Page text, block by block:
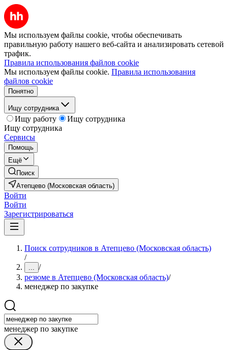
Мы используем файлы cookie, чтобы обеспечивать
правильную работу нашего веб-сайта и анализировать сетевой
трафик.
Правила использования файлов cookie
Мы используем файлы cookie. Правила использования
файлов cookie
Понятно
Ищу сотрудника
Ищу работу
Ищу сотрудника
Ищу сотрудника
Сервисы
Помощь
Ещё
Поиск
Атепцево (Московская область)
Войти
Войти
Зарегистрироваться
Поиск сотрудников в Атепцево (Московская область)
/
... /
резюме в Атепцево (Московская область)/
менеджер по закупке
менеджер по закупке